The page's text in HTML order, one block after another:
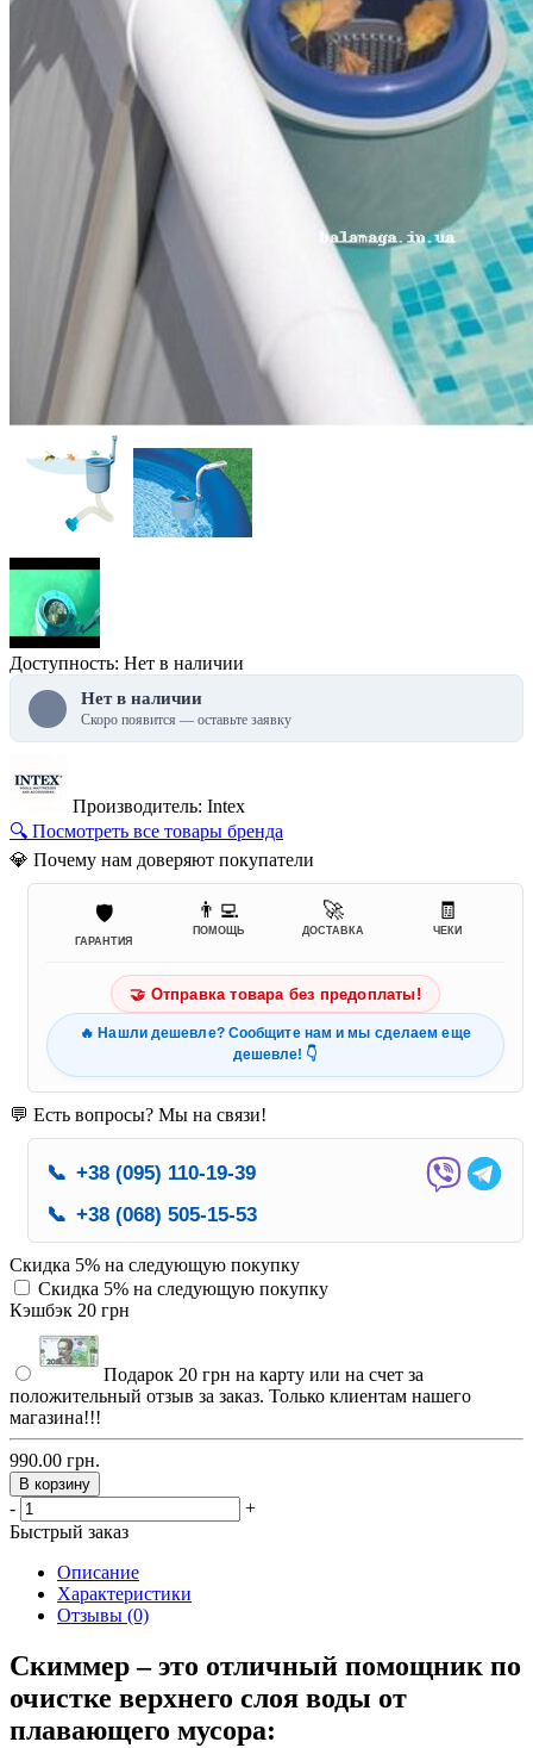
Доступность: Нет в наличии
Нет в наличии
Скоро появится — оставьте заявку
Производитель: Intex
🔍 Посмотреть все товары бренда
💎 Почему нам доверяют покупатели
🛡️
ГАРАНТИЯ
👨‍💻
ПОМОЩЬ
🚀
ДОСТАВКА
🧾
ЧЕКИ
🤝 Отправка товара без предоплаты!
🔥 Нашли дешевле? Сообщите нам и мы сделаем еще
дешевле! 👇
💬 Есть вопросы? Мы на связи!
📞 +38 (095) 110-19-39
📞 +38 (068) 505-15-53
Скидка 5% на следующую покупку
Скидка 5% на следующую покупку
Кэшбэк 20 грн
Подарок 20 грн на карту или на счет за
положительный отзыв за заказ. Только клиентам нашего
магазина!!!
990.00 грн.
В корзину
-
+
Быстрый заказ
Описание
Характеристики
Отзывы (0)
Скиммер– это отличный помощник по
очистке верхнего слоя воды от
плавающего мусора: